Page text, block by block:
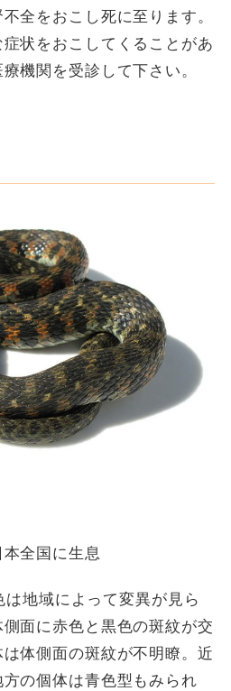
全をおこし死に至ります。
状をおこしてくることがあ
機関を受診して下さい。
全国に生息
地域によって変異が見ら
面に赤色と黒色の斑紋が交
体側面の斑紋が不明瞭。近
の個体は青色型もみられ